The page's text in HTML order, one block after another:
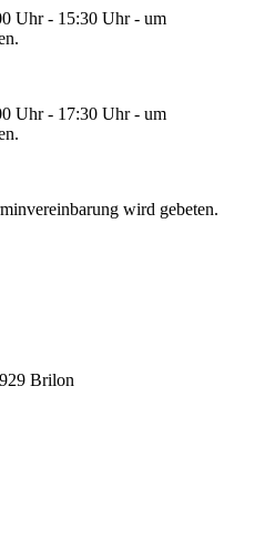
Uhr - 15:30 Uhr - um
Uhr - 17:30 Uhr - um
wird gebeten.
Brilon